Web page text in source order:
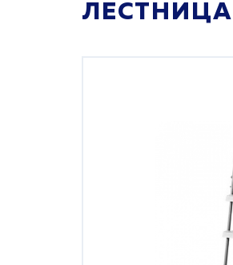
ЛЕСТНИЦА